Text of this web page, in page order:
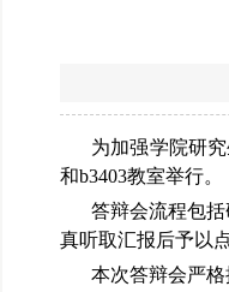
为加强学院研
和b3403教室举行。
答辩会流程包
真听取汇报后予以
本次答辩会严